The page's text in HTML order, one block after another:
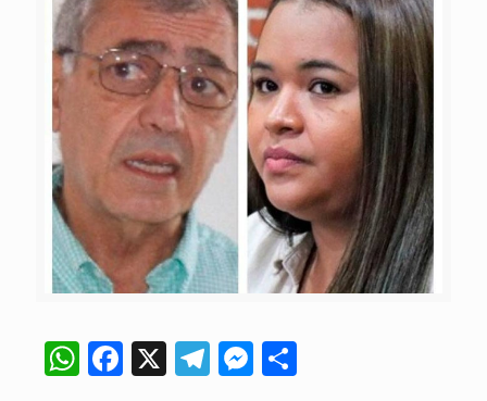
WhatsApp
Facebook
X Telegram
Messenger